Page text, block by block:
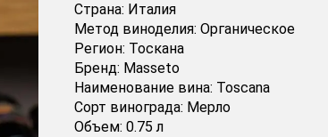
Страна: Италия
Метод виноделия: Органическое
Регион: Тоскана
Бренд: Masseto
Наименование вина: Toscana
Сорт винограда: Мерло
Объем: 0.75 л